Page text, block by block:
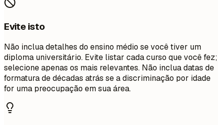
Evite isto
Não inclua detalhes do ensino médio se você tiver um
diploma universitário. Evite listar cada curso que você fez;
selecione apenas os mais relevantes. Não inclua datas de
formatura de décadas atrás se a discriminação por idade
for uma preocupação em sua área.